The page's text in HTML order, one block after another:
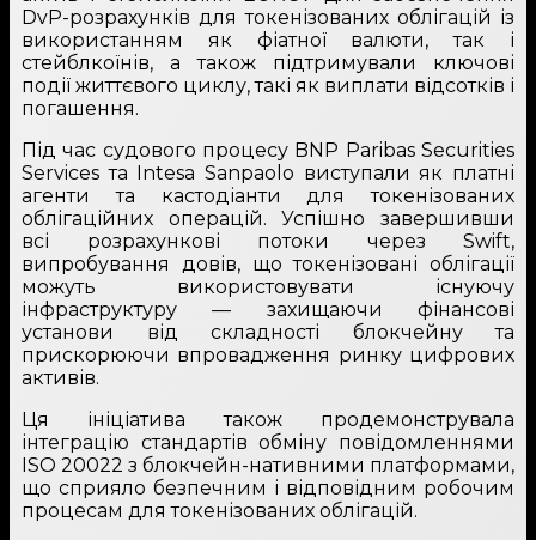
DvP-розрахунків для токенізованих облігацій із
використанням як фіатної валюти, так і
стейблкоїнів, а також підтримували ключові
події життєвого циклу, такі як виплати відсотків і
погашення.
Під час судового процесу BNP Paribas Securities
Services та Intesa Sanpaolo виступали як платні
агенти та кастодіанти для токенізованих
облігаційних операцій. Успішно завершивши
всі розрахункові потоки через Swift,
випробування довів, що токенізовані облігації
можуть використовувати існуючу
інфраструктуру — захищаючи фінансові
установи від складності блокчейну та
прискорюючи впровадження ринку цифрових
активів.
Ця ініціатива також продемонструвала
інтеграцію стандартів обміну повідомленнями
ISO 20022 з блокчейн-нативними платформами,
що сприяло безпечним і відповідним робочим
процесам для токенізованих облігацій.